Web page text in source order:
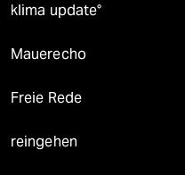
klima update°
Mauerecho
Freie Rede
reingehen